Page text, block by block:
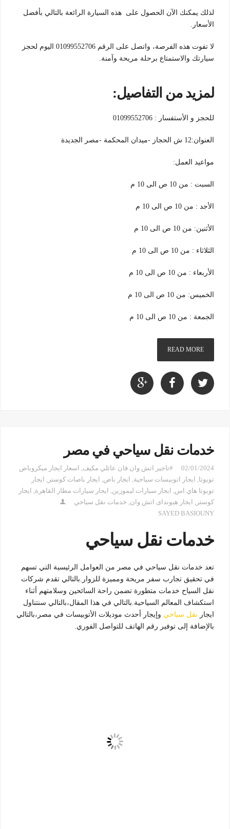
لذلك يمكنك الآن الحصول على هذه السيارة الرائعة بالتالي بأفضل
الأسعار.
لا تفوت هذه الفرصة، واتصل على الرقم 01099552706 اليوم لحجز
سيارتك والاستمتاع برحلة مريحة وآمنة.
لمزيد من التفاصيل:
للحجز و الأستفسار : 01099552706
العنوان:12 ش الحجاز -ميدان المحكمة -مصر الجديدة
مواعيد العمل:
السبت : من 10 ص الى 10 م
الأجد : من 10 ص الى 10 م
الأثنين: من 10 ص الى 10 م
الثلاثاء : من 10 ص الى 10 م
الأربعاء : من 10 ص الى 10 م
الخميس: من 10 ص الى 10 م
الجمعة : من 10 ص الى 10 م
READ MORE
خدمات نقل سياحي في مصر
02/01/2024 #تاجير اتش وان فان عائلي مكيف, اسعار ايجار ميكروباص
تويوتا, ايجار اتوبيسات سياحية, ايجار باص, ايجار باصات كوستر , ايجار
تويوتا هاي اس, ايجار سيارات ليموزين, ايجار سيارات مطار القاهرة, ايجار
كوستر , ايجار هيونداى اتش وان, خدمات نقل سياحي
SAYED BASIOUNY
خدمات نقل سياحي
تعد خدمات نقل سياحي في مصر من العوامل الرئيسية التي تسهم
في تحقيق تجارب سفر مريحة ومميزة للزوار.بالتالي تقدم شركات
نقل السياح خدمات متطورة تضمن راحة السائحين وسلامتهم أثناء
استكشاف المعالم السياحية.بالتالي في هذا المقال،بالتالي سنتناول
ايجار نقل سياحي وإيجار أحدث موديلات الأتوبيسات في مصر،بالتالي
بالإضافة إلى توفير رقم الهاتف للتواصل الفوري.